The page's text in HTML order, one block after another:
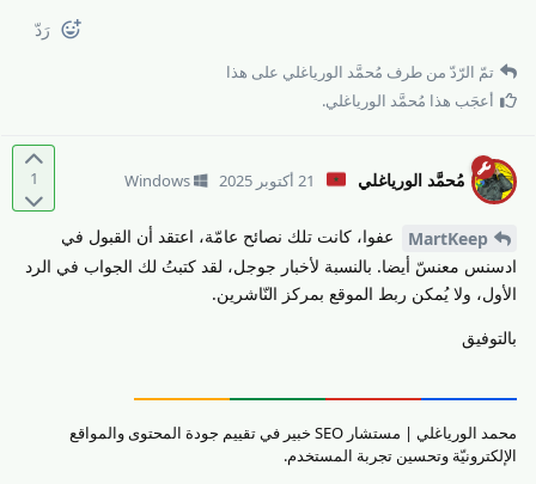
رَدّ
تمّ الرّدّ من طرف مُحمَّد الورياغلي على هذا
أعجَب هذا مُحمَّد الورياغلي.
1 مُحمَّد الورياغلي 21 أكتوبر 2025 Windows
MartKeep
عفوا، كانت تلك نصائح عامّة، اعتقد أن القبول في
ادسنس معنسّ أيضا. بالنسبة لأخبار جوجل، لقد كتبتُ لك الجواب في الرد
الأول، ولا يُمكن ربط الموقع بمركز النّاشرين.
بالتوفيق
محمد الورياغلي | مستشار SEO خبير في تقييم جودة المحتوى والمواقع
الإلكترونيّة وتحسين تجربة المستخدم.